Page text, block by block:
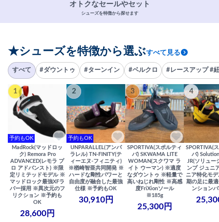
オトクなセールやセット
シューズを特徴から探せます
★シューズを特徴から選ぶすべて見る
すべて #ダウントゥ #ターンイン #ベルクロ #レースアップ #
1
予約もOK
MadRock(マッドロッ
ク) Remora Pro
ADVANCED(レモラ プ
ロ アドバンスト) ※限
定リミテッドモデル ※
マッドロック最強XFラ
バー採用 ※異次元のフ
リクション ※予約も
OK
28,600円
2
予約もOK
UNPARALLEL(アンパ
ラレル) TN-FINITY(テ
ィーエヌ-フィニティ)
※楢崎智亜共同開発 ※
ハードな剛性パワーと
自由度が融合した最強
仕様 ※予約もOK
30,910円
3
SPORTIVA(スポルティ
バ) SKWAMA LITE
WOMAN(スクワマ ラ
イト ウーマン) ※適度
なダウントゥ ※軽量で
高いねじれ剛性 ※高感
度FriXionソール
※185g
25,300円
4
SPORTIVA(
バ)
JR(ソリュー
ンプ ジュニ
ニア特化モ
期の足に最
ンション